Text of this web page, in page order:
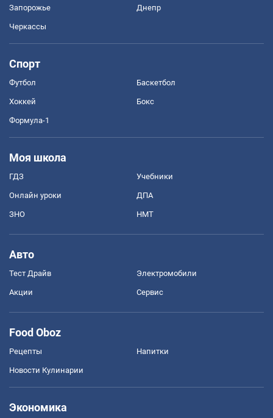
Запорожье Днепр
Черкассы
Спорт
Футбол Баскетбол
Хоккей Бокс
Формула-1
Моя школа
ГДЗ Учебники
Онлайн уроки ДПА
ЗНО НМТ
Авто
Тест Драйв Электромобили
Акции Сервис
Food Oboz
Рецепты Напитки
Новости Кулинарии
Экономика